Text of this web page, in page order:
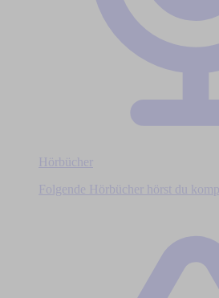
Hörbücher
Folgende Hörbücher hörst du